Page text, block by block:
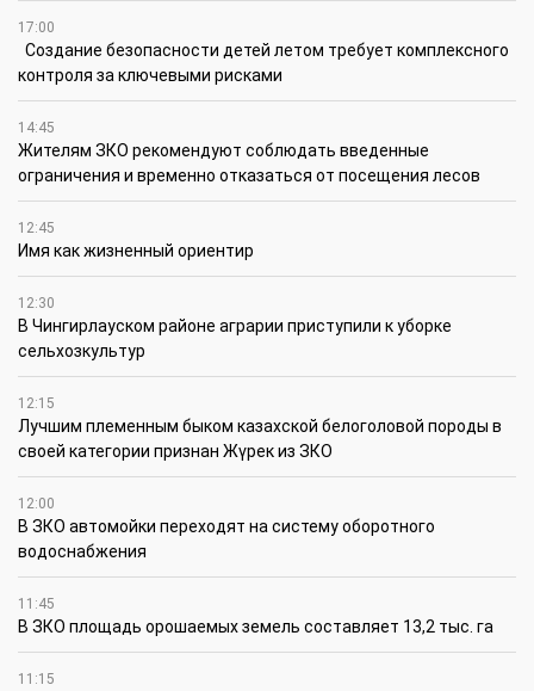
17:00
Создание безопасности детей летом требует комплексного
контроля за ключевыми рисками
14:45
Жителям ЗКО рекомендуют соблюдать введенные
ограничения и временно отказаться от посещения лесов
12:45
Имя как жизненный ориентир
12:30
В Чингирлауском районе аграрии приступили к уборке
сельхозкультур
12:15
Лучшим племенным быком казахской белоголовой породы в
своей категории признан Жүрек из ЗКО
12:00
В ЗКО автомойки переходят на систему оборотного
водоснабжения
11:45
В ЗКО площадь орошаемых земель составляет 13,2 тыс. га
11:15